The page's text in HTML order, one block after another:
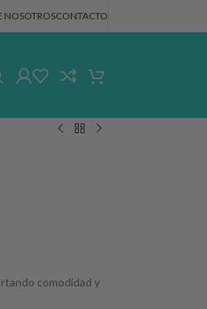
NOSOTROSCONTACTO
comodidad y